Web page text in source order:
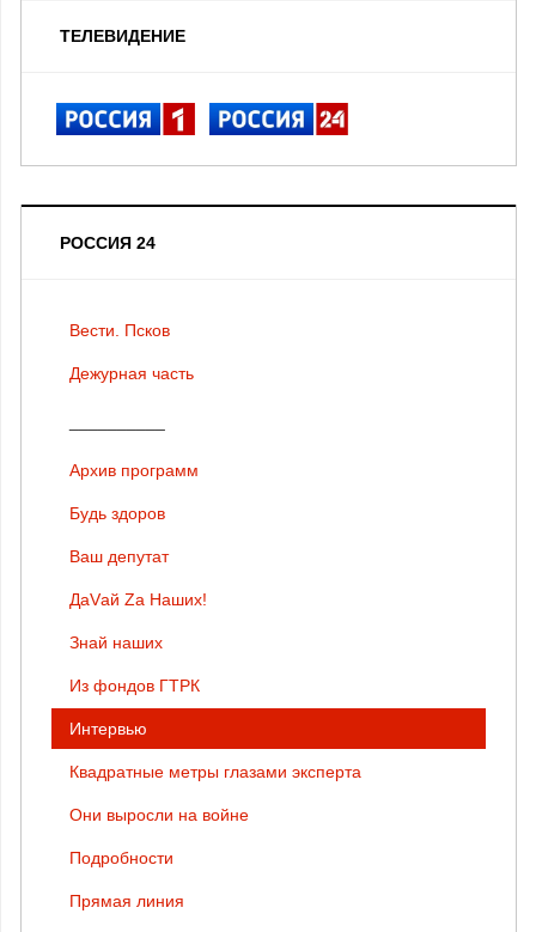
ТЕЛЕВИДЕНИЕ
РОССИЯ 24
Вести. Псков
Дежурная часть
Архив программ
Будь здоров
Ваш депутат
ДаVай Zа Наших!
Знай наших
Из фондов ГТРК
Интервью
Квадратные метры глазами эксперта
Они выросли на войне
Подробности
Прямая линия